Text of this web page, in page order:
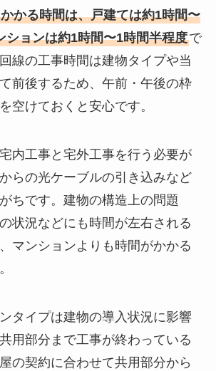
かる時間は、戸建ては約1時間〜
ションは約1時間〜1時間半程度で
線の工事時間は建物タイプや当
前後するため、午前・午後の枠
空けておくと安心です。
内工事と宅外工事を行う必要が
らの光ケーブルの引き込みなど
ちです。建物の構造上の問題
状況などにも時間が左右される
マンションよりも時間がかかる
タイプは建物の導入状況に影響
用部分まで工事が終わっている
の契約に合わせて共用部分から